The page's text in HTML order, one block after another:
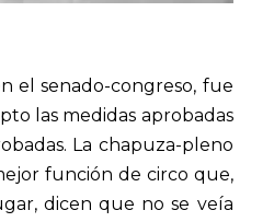
el senado-congreso, fue
las medidas aprobadas
La chapuza-pleno
función de circo que,
dicen que no se veía